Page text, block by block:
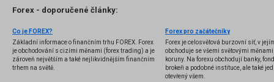
Forex - doporučené články:
Co je FOREX?
Základní informace o finančním trhu FOREX. Forex
je obchodování s cizími měnami (forex trading) a je
zároveň největším a také nejlikvidnějším finančním
trhem na světě.
Forex pro začátečníky
Forex je celosvětová burzovní síť, v
obchoduje se všemi světovými
koruny. Na forexu obchodují banky,
brokeři a podobné instituce, ale také
otevřený všem.